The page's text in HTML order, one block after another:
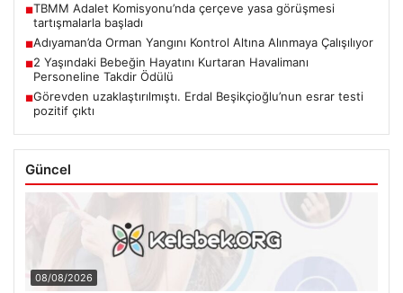
■TBMM Adalet Komisyonu’nda çerçeve yasa görüşmesi
tartışmalarla başladı
■Adıyaman’da Orman Yangını Kontrol Altına Alınmaya Çalışılıyor
■2 Yaşındaki Bebeğin Hayatını Kurtaran Havalimanı
Personeline Takdir Ödülü
■Görevden uzaklaştırılmıştı. Erdal Beşikçioğlu’nun esrar testi
pozitif çıktı
Güncel
08/08/2026